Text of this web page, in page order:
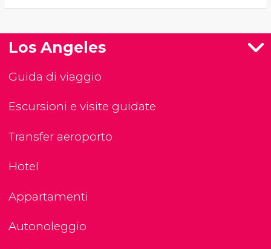
Los Angeles
Guida di viaggio
Escursioni e visite guidate
Transfer aeroporto
Hotel
Appartamenti
Autonoleggio